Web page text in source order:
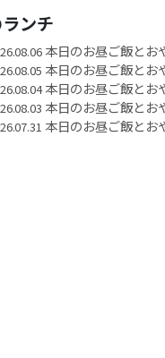
ンチ
本日のお昼ご飯とお
本日のお昼ご飯とお
本日のお昼ご飯とお
本日のお昼ご飯とお
本日のお昼ご飯とお